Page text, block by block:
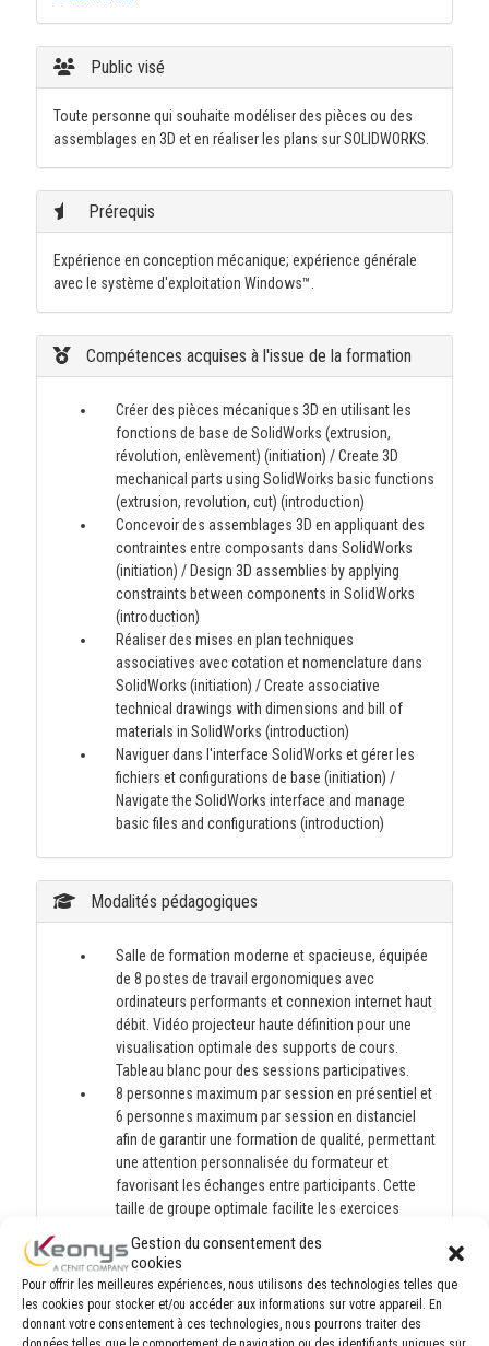
Gestion du consentement des
cookies
Pour offrir les meilleures expériences, nous utilisons des technologies telles que
les cookies pour stocker et/ou accéder aux informations sur votre appareil. En
donnant votre consentement à ces technologies, nous pourrons traiter des
Public visé
Toute personne qui souhaite modéliser des pièces ou des
assemblages en 3D et en réaliser les plans sur SOLIDWORKS.
Prérequis
Expérience en conception mécanique; expérience générale
avec le système d'exploitation Windows™.
Compétences acquises à l'issue de la formation
Créer des pièces mécaniques 3D en utilisant les
fonctions de base de SolidWorks (extrusion,
révolution, enlèvement) (initiation) / Create 3D
mechanical parts using SolidWorks basic functions
(extrusion, revolution, cut) (introduction)
Concevoir des assemblages 3D en appliquant des
contraintes entre composants dans SolidWorks
(initiation) / Design 3D assemblies by applying
constraints between components in SolidWorks
(introduction)
Réaliser des mises en plan techniques
associatives avec cotation et nomenclature dans
SolidWorks (initiation) / Create associative
technical drawings with dimensions and bill of
materials in SolidWorks (introduction)
Naviguer dans l'interface SolidWorks et gérer les
fichiers et configurations de base (initiation) /
Navigate the SolidWorks interface and manage
basic files and configurations (introduction)
Modalités pédagogiques
Salle de formation moderne et spacieuse, équipée
de 8 postes de travail ergonomiques avec
ordinateurs performants et connexion internet haut
débit. Vidéo projecteur haute définition pour une
visualisation optimale des supports de cours.
Tableau blanc pour des sessions participatives.
8 personnes maximum par session en présentiel et
6 personnes maximum par session en distanciel
afin de garantir une formation de qualité, permettant
une attention personnalisée du formateur et
favorisant les échanges entre participants. Cette
taille de groupe optimale facilite les exercices
individuel des progrès de chacun.
Environnement d'apprentissage confortable avec
climatisation, éclairage adapté et pauses incluses
pour maintenir la concentration tout au long de la